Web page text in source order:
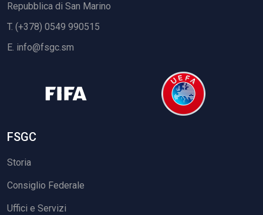
Repubblica di San Marino
T. (+378) 0549 990515
E. info@fsgc.sm
FSGC
Storia
Consiglio Federale
Uffici e Servizi